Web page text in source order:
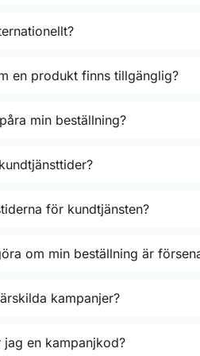
en produkt finns tillgänglig?
min beställning?
för kundtjänsten?
om min beställning är
kampanjer?
jag en kampanjkod?